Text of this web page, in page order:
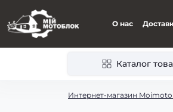
О нас
Каталог
Интернет-магазин